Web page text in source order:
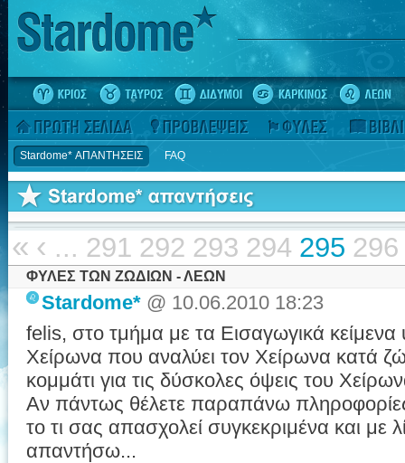
Stardome* ΑΠΑΝΤΗΣΕΙΣ FAQ
« ‹ ... 291 292 293 294 295 296
ΦΥΛΕΣ ΤΩΝ ΖΩΔΙΩΝ - ΛΕΩΝ
Stardome* @ 10.06.2010 18:23
felis, στο τμήμα με τα Εισαγωγικά κείμενα
Χείρωνα που αναλύει τον Χείρωνα κατά
κομμάτι για τις δύσκολες όψεις του
Αν πάντως θέλετε παραπάνω
το τι σας απασχολεί συγκεκριμένα και με
απαντήσω...